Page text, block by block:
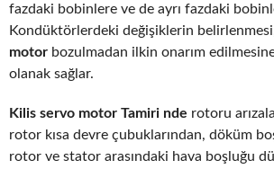
fazdaki bobinlere ve de ayrı fazdaki
Kondüktörlerdeki değişiklerin
motor bozulmadan ilkin onarım
olanak sağlar.
Kilis servo motor Tamiri nde rotoru
rotor kısa devre çubuklarından, döküm
rotor ve stator arasındaki hava boşluğu